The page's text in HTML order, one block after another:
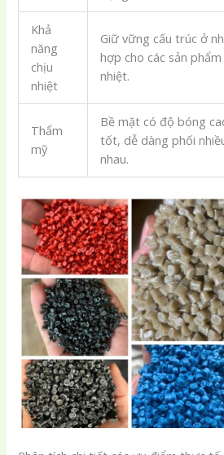
Khả
năng
chịu
nhiệt
Giữ vững cấu trúc ở
hợp cho các sản
nhiệt.
Thẩm
mỹ
Bề mặt có độ bóng
tốt, dễ dàng phối
nhau.